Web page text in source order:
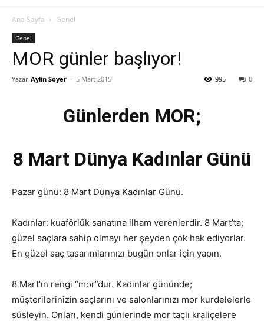
Ana Sayfa Genel
Genel
MOR günler başlıyor!
Yazar Aylin Soyer - 5 Mart 2015 0
995
Günlerden MOR;
8 Mart Dünya Kadınlar Günü
Pazar günü: 8 Mart Dünya Kadınlar Günü.
Kadınlar: kuaförlük sanatına ilham verenlerdir. 8 Mart’ta;
güzel saçlara sahip olmayı her şeyden çok hak ediyorlar.
En güzel saç tasarımlarınızı bugün onlar için yapın.
8 Mart’ın rengi “mor”dur. Kadınlar gününde;
müşterilerinizin saçlarını ve salonlarınızı mor kurdelelerle
süsleyin. Onları, kendi günlerinde mor taçlı kraliçelere